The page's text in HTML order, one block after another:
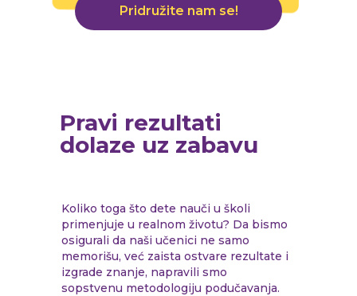
Pridružite nam se!
Pravi rezultati
dolaze uz zabavu
Koliko toga što dete nauči u školi
primenjuje u realnom životu? Da bismo
osigurali da naši učenici ne samo
memorišu, već zaista ostvare rezultate i
izgrade znanje, napravili smo
sopstvenu metodologiju podučavanja.